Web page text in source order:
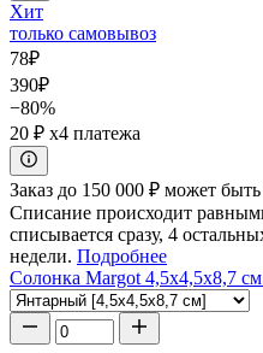
Хит
только самовывоз
78₽
390₽
−80%
20 ₽ x4 платежа
Заказ до 150 000 ₽ может
Списание происходит
списывается сразу, 4
недели. Подробнее
Солонка Margot 4,5x4,5x8,7